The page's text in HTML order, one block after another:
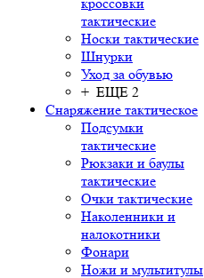
тактические
Носки тактические
Шнурки
Уход за обувью
+ ЕЩЕ 2
Снаряжение тактическое
Подсумки
тактические
Рюкзаки и баулы
тактические
Очки тактические
Наколенники и
налокотники
Фонари
Ножи и мультитулы